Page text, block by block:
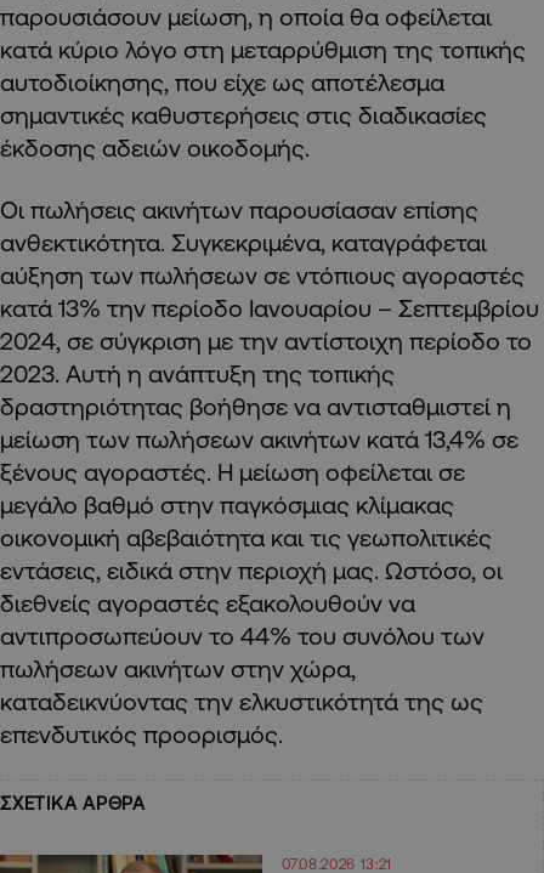
παρουσιάσουν μείωση, η οποία θα οφείλεται
κατά κύριο λόγο στη μεταρρύθμιση της τοπικής
αυτοδιοίκησης, που είχε ως αποτέλεσμα
σημαντικές καθυστερήσεις στις διαδικασίες
έκδοσης αδειών οικοδομής.
Οι πωλήσεις ακινήτων παρουσίασαν επίσης
ανθεκτικότητα. Συγκεκριμένα, καταγράφεται
αύξηση των πωλήσεων σε ντόπιους αγοραστές
κατά 13% την περίοδο Ιανουαρίου – Σεπτεμβρίου
2024, σε σύγκριση με την αντίστοιχη περίοδο το
2023. Αυτή η ανάπτυξη της τοπικής
δραστηριότητας βοήθησε να αντισταθμιστεί η
μείωση των πωλήσεων ακινήτων κατά 13,4% σε
ξένους αγοραστές. Η μείωση οφείλεται σε
μεγάλο βαθμό στην παγκόσμιας κλίμακας
οικονομική αβεβαιότητα και τις γεωπολιτικές
εντάσεις, ειδικά στην περιοχή μας. Ωστόσο, οι
διεθνείς αγοραστές εξακολουθούν να
αντιπροσωπεύουν το 44% του συνόλου των
πωλήσεων ακινήτων στην χώρα,
καταδεικνύοντας την ελκυστικότητά της ως
επενδυτικός προορισμός.
ΣΧΕΤΙΚΑ ΑΡΘΡΑ
07.08.2026 13:21